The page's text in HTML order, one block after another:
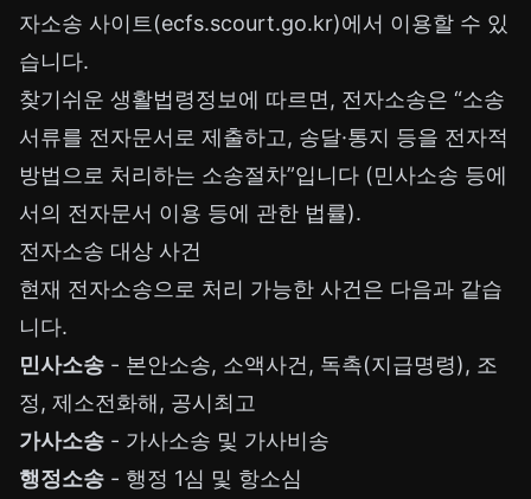
자소송 사이트(ecfs.scourt.go.kr)에서 이용할 수 있
습니다.
찾기쉬운 생활법령정보에 따르면, 전자소송은 “소송
서류를 전자문서로 제출하고, 송달·통지 등을 전자적
방법으로 처리하는 소송절차”입니다 (민사소송 등에
서의 전자문서 이용 등에 관한 법률).
전자소송 대상 사건
현재 전자소송으로 처리 가능한 사건은 다음과 같습
니다.
민사소송 - 본안소송, 소액사건, 독촉(지급명령), 조
정, 제소전화해, 공시최고
가사소송 - 가사소송 및 가사비송
행정소송 - 행정 1심 및 항소심